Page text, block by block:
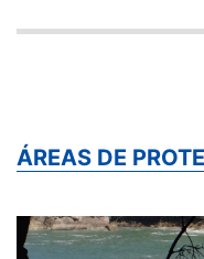
ÁREAS DE